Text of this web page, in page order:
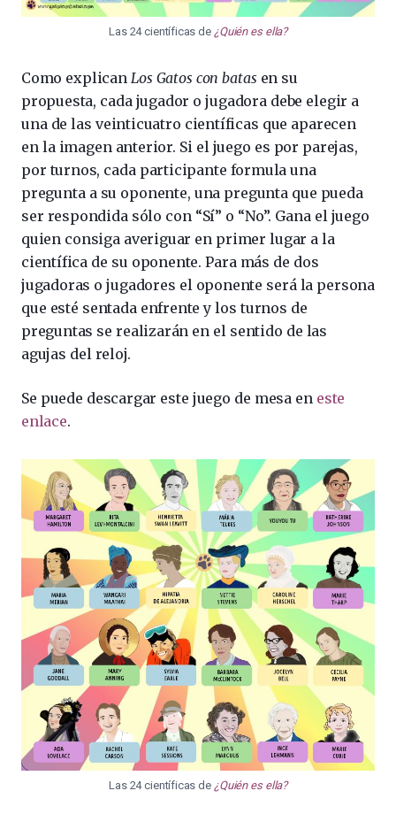
Las 24 científicas de¿Quién es ella?
Como explican Los Gatos con batas en su
propuesta, cada jugador o jugadora debe elegir a
una de las veinticuatro científicas que aparecen
en la imagen anterior. Si el juego es por parejas,
por turnos, cada participante formula una
pregunta a su oponente, una pregunta que pueda
ser respondida sólo con “Sí” o “No”. Gana el juego
quien consiga averiguar en primer lugar a la
científica de su oponente. Para más de dos
jugadoras o jugadores el oponente será la persona
que esté sentada enfrente y los turnos de
preguntas se realizarán en el sentido de las
agujas del reloj.
Se puede descargar este juego de mesa en este
enlace.
Las 24 científicas de ¿Quién es ella?